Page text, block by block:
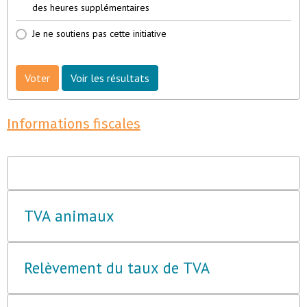
des heures supplémentaires
Je ne soutiens pas cette initiative
Voter Voir les résultats
Informations fiscales
TVA animaux
Relèvement du taux de TVA